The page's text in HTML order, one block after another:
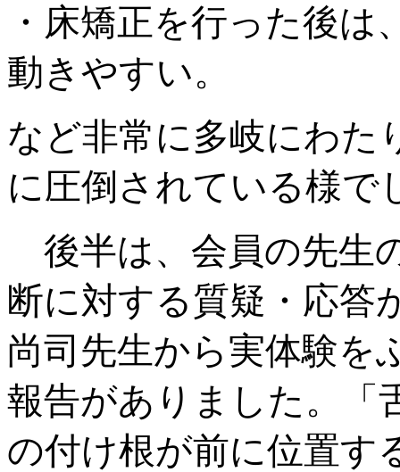
・床矯正を行った後
動きやすい。
など非常に多岐にわた
に圧倒されている様で
後半は、会員の先生
断に対する質疑・応答
尚司先生から実体験を
報告がありました。「
の付け根が前に位置す